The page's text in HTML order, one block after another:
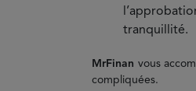
tranquillité.
MrFinan vous
compliquées.